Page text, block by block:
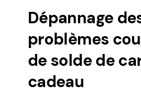
Dépannage
problèmes
de solde de
cadeau